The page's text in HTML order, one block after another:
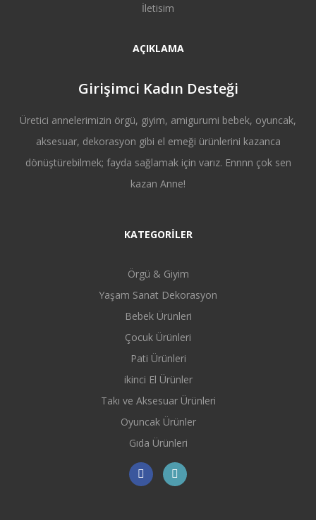
İletisim
AÇIKLAMA
Girişimci Kadın Desteği
Üretici annelerimizin örgü, giyim, amigurumi bebek, oyuncak,
aksesuar, dekorasyon gibi el emeği ürünlerini kazanca
dönüştürebilmek; fayda sağlamak için varız. Ennnn çok sen
kazan Anne!
KATEGORİLER
Örgü & Giyim
Yaşam Sanat Dekorasyon
Bebek Ürünleri
Çocuk Ürünleri
Pati Ürünleri
ikinci El Ürünler
Takı ve Aksesuar Ürünleri
Oyuncak Ürünler
Gıda Ürünleri